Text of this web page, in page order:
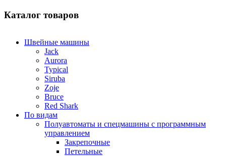
Каталог товаров
Швейные машины
Jack
Aurora
Typical
Siruba
Zoje
Bruce
Red Shark
По видам
Полуавтоматы и спецмашины с программным
управлением
Закрепочные
Петельные